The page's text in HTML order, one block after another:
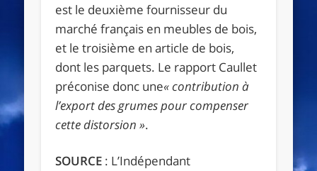
est le deuxième fournisseur du
marché français en meubles de bois,
et le troisième en article de bois,
dont les parquets. Le rapport Caullet
préconise donc une« contribution à
l’export des grumes pour compenser
cette distorsion ».
SOURCE : L’Indépendant